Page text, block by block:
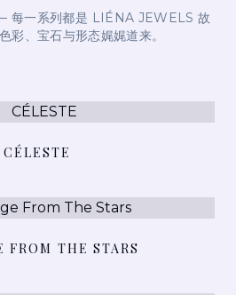
每一系列都是 LIÉNA JEWELS 故
彩、宝石与形态娓娓道来。
查看详情
CÉLESTE
FROM THE STARS